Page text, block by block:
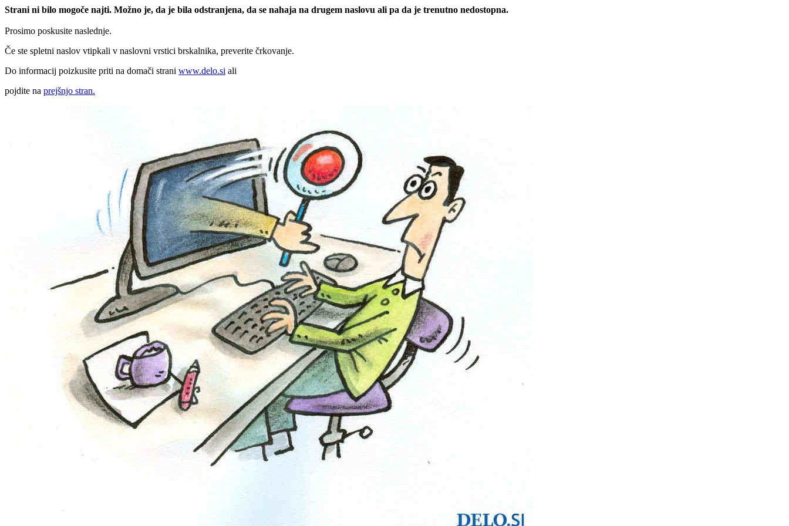
Strani ni bilo mogoče najti. Možno je, da je bila odstranjena, da se nahaja na drugem naslovu ali pa da je trenutno nedostopna.
Prosimo poskusite naslednje.
Če ste spletni naslov vtipkali v naslovni vrstici brskalnika, preverite črkovanje.
Do informacij poizkusite priti na domači strani www.delo.si ali
pojdite na prejšnjo stran.